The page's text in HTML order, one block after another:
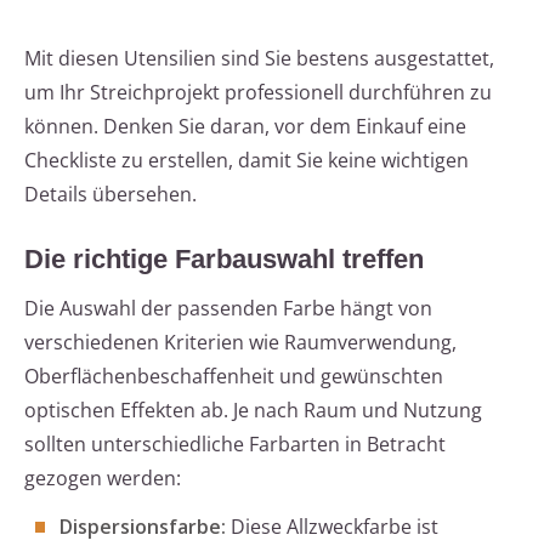
Mit diesen Utensilien sind Sie bestens ausgestattet,
um Ihr Streichprojekt professionell durchführen zu
können. Denken Sie daran, vor dem Einkauf eine
Checkliste zu erstellen, damit Sie keine wichtigen
Details übersehen.
Die richtige Farbauswahl treffen
Die Auswahl der passenden Farbe hängt von
verschiedenen Kriterien wie Raumverwendung,
Oberflächenbeschaffenheit und gewünschten
optischen Effekten ab. Je nach Raum und Nutzung
sollten unterschiedliche Farbarten in Betracht
gezogen werden:
Dispersionsfarbe: Diese Allzweckfarbe ist